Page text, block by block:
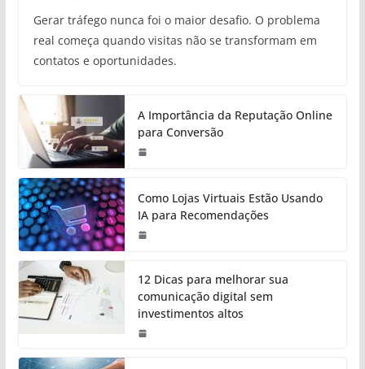
Gerar tráfego nunca foi o maior desafio. O problema
real começa quando visitas não se transformam em
contatos e oportunidades.
A Importância da Reputação Online
para Conversão
Como Lojas Virtuais Estão Usando
IA para Recomendações
12 Dicas para melhorar sua
comunicação digital sem
investimentos altos